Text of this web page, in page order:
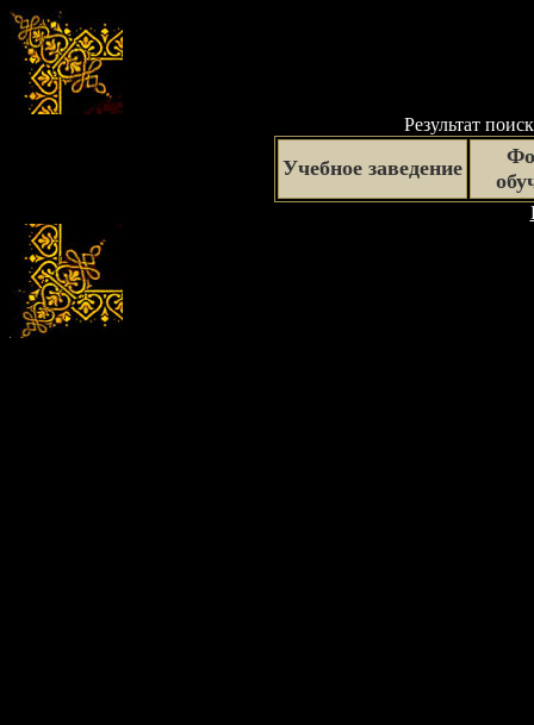
Результат
Учебное заведение